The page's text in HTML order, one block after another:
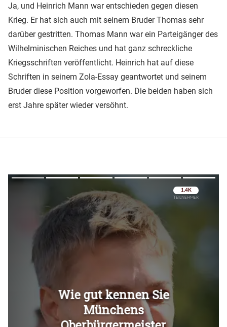
Ja, und Heinrich Mann war entschieden gegen diesen
Krieg. Er hat sich auch mit seinem Bruder Thomas sehr
darüber gestritten. Thomas Mann war ein Parteigänger des
Wilhelminischen Reiches und hat ganz schreckliche
Kriegsschriften veröffentlicht. Heinrich hat auf diese
Schriften in seinem Zola-Essay geantwortet und seinem
Bruder diese Position vorgeworfen. Die beiden haben sich
erst Jahre später wieder versöhnt.
Überspringen
Überspringen